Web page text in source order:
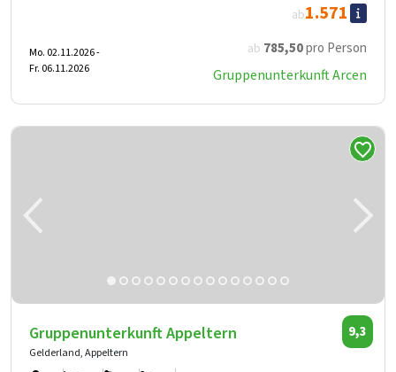
ab 785,50pro Person
ab1.571
Mo. 02.11.2026 -
Fr. 06.11.2026
Gruppenunterkunft Arcen
Gruppenunterkunft Appeltern
Gelderland, Appeltern
9,3